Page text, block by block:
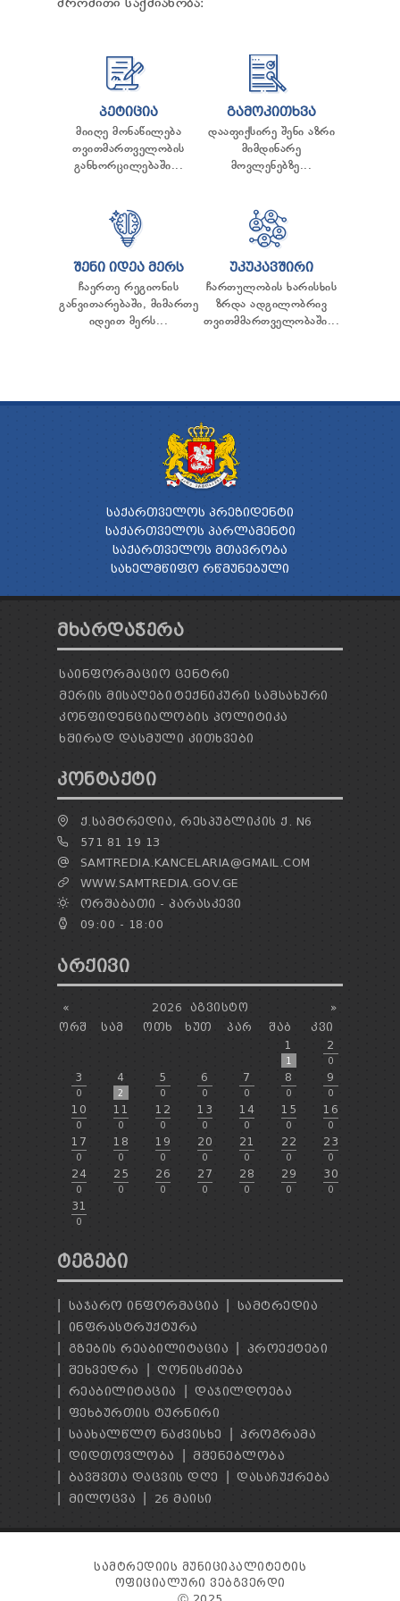
ᲢᲔᲜᲓᲔᲠᲔᲑᲘ
ᲡᲐᲯᲐᲠᲝ ᲘᲜᲤᲝᲠᲛᲐᲪᲘᲘᲡ ᲛᲝᲗᲮᲝᲕᲜᲐ
ᲞᲔᲠᲡᲝᲜᲐᲚᲣᲠ ᲛᲝᲜᲐᲪᲔᲛᲗᲐ ᲓᲐᲪᲕᲘᲡ
ᲒᲐᲡᲐᲩᲘᲕᲠᲔᲑᲘᲡ ᲬᲔᲡᲔᲑᲘ
შრომითი საქმიანობა:
ᲞᲔᲢᲘᲪᲘᲐ
მიიღე მონაწილება
თვითმართველობის
განხორცილებაში...
ᲒᲐᲛᲝᲙᲘᲗᲮᲕᲐ
დააფიქსირე შენი აზრი
მიმდინარე
მოვლენებზე...
ᲨᲔᲜᲘ ᲘᲓᲔᲐ ᲛᲔᲠᲡ
ჩაერთე რეგიონის
განვითარებაში, მიმართე
იდეით მერს...
ᲣᲙᲣᲙᲐᲕᲨᲘᲠᲘ
ჩართულობის ხარისხის
ზრდა ადგილობრივ
თვითმმართველობაში...
ᲡᲐᲥᲐᲠᲗᲕᲔᲚᲝᲡ ᲞᲠᲔᲖᲘᲓᲔᲜᲢᲘ
ᲡᲐᲥᲐᲠᲗᲕᲔᲚᲝᲡ ᲞᲐᲠᲚᲐᲛᲔᲜᲢᲘ
ᲡᲐᲥᲐᲠᲗᲕᲔᲚᲝᲡ ᲛᲗᲐᲕᲠᲝᲑᲐ
ᲡᲐᲮᲔᲚᲛᲬᲘᲤᲝ ᲠᲬᲛᲣᲜᲔᲑᲣᲚᲘ
ᲛᲮᲐᲠᲓᲐᲭᲔᲠᲐ
ᲡᲐᲘᲜᲤᲝᲠᲛᲐᲪᲘᲝ ᲪᲔᲜᲢᲠᲘ
ᲛᲔᲠᲘᲡ ᲛᲘᲡᲐᲦᲔᲑᲘᲢᲔᲥᲜᲘᲙᲣᲠᲘ ᲡᲐᲛᲡᲐᲮᲣᲠᲘ
ᲙᲝᲜᲤᲘᲓᲔᲜᲪᲘᲐᲚᲝᲑᲘᲡ ᲞᲝᲚᲘᲢᲘᲙᲐ
ᲮᲨᲘᲠᲐᲓ ᲓᲐᲡᲛᲣᲚᲘ ᲙᲘᲗᲮᲕᲔᲑᲘ
ᲙᲝᲜᲢᲐᲥᲢᲘ
Ქ.ᲡᲐᲛᲢᲠᲔᲓᲘᲐ, ᲠᲔᲡᲞᲣᲑᲚᲘᲙᲘᲡ Ქ. N6
571 81 19 13
SAMTREDIA.KANCELARIA@GMAIL.COM
WWW.SAMTREDIA.GOV.GE
ᲝᲠᲨᲐᲑᲐᲗᲘ - ᲞᲐᲠᲐᲡᲙᲔᲕᲘ
09:00 - 18:00
ᲐᲠᲥᲘᲕᲘ
« »
2026
ᲐᲒᲕᲘᲡᲢᲝ
ᲝᲠᲨ
ᲡᲐᲛ ᲝᲗᲮ ᲮᲣᲗ ᲞᲐᲠ ᲨᲐᲑ
ᲙᲕᲘ
1
1
2
0
3
0
4
2
5
0
6
0
7
0
8
0
9
0
10
0
11
0
12
0
13
0
14
0
15
0
16
0
17
0
18
0
19
0
20
0
21
0
22
0
23
0
24
0
25
0
26
0
27
0
28
0
29
0
30
0
31
0
ᲢᲔᲒᲔᲑᲘ
ᲡᲐᲯᲐᲠᲝ ᲘᲜᲤᲝᲠᲛᲐᲪᲘᲐ
ᲡᲐᲛᲢᲠᲔᲓᲘᲐ
ᲘᲜᲤᲠᲐᲡᲢᲠᲣᲥᲢᲣᲠᲐ
ᲒᲖᲔᲑᲘᲡ ᲠᲔᲐᲑᲘᲚᲘᲢᲐᲪᲘᲐ
ᲞᲠᲝᲔᲥᲢᲔᲑᲘ
ᲨᲔᲮᲕᲔᲓᲠᲐ
ᲦᲝᲜᲘᲡᲫᲘᲔᲑᲐ
ᲠᲔᲐᲑᲘᲚᲘᲢᲐᲪᲘᲐ
ᲓᲐᲯᲘᲚᲓᲝᲔᲑᲐ
ᲤᲔᲮᲑᲣᲠᲗᲘᲡ ᲢᲣᲠᲜᲘᲠᲘ
ᲡᲐᲐᲮᲐᲚᲬᲚᲝ ᲜᲐᲫᲕᲘᲡᲮᲔ
ᲞᲠᲝᲒᲠᲐᲛᲐ
ᲓᲘᲓᲗᲝᲕᲚᲝᲑᲐ
ᲛᲨᲔᲜᲔᲑᲚᲝᲑᲐ
ᲑᲐᲕᲨᲕᲗᲐ ᲓᲐᲪᲕᲘᲡ ᲓᲦᲔ
ᲓᲐᲡᲐᲩᲣᲥᲠᲔᲑᲐ
ᲛᲘᲚᲝᲪᲕᲐ
26 ᲛᲐᲘᲡᲘ
ᲡᲐᲛᲢᲠᲔᲓᲘᲘᲡ ᲛᲣᲜᲘᲪᲘᲞᲐᲚᲘᲢᲔᲢᲘᲡ
ᲝᲤᲘᲪᲘᲐᲚᲣᲠᲘ ᲕᲔᲑᲒᲕᲔᲠᲓᲘ